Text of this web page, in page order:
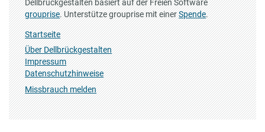
Dellbrückgestalten basiert auf der Freien Software
grouprise. Unterstütze grouprise mit einerSpende.
Startseite
Über Dellbrückgestalten
Impressum
Datenschutzhinweise
Missbrauch melden